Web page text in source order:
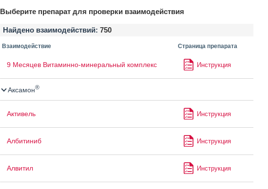
Выберите препарат для проверки взаимодействия
Найдено взаимодействий: 750
Взаимодействие Страница препарата
9 Месяцев Витаминно-минеральный комплекс Инструкция
Аксамон®
Активель Инструкция
Албитиниб Инструкция
Алвитил Инструкция